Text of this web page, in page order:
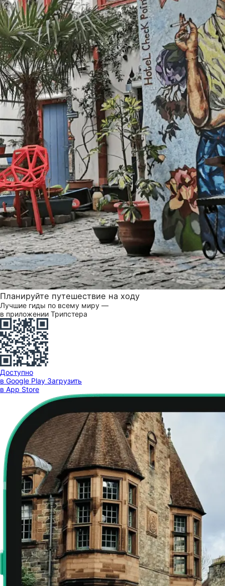
Планируйте путешествие на ходу
Лучшие гиды по всему миру —
в приложении Трипстера
Доступно
в Google Play Загрузить
в App Store